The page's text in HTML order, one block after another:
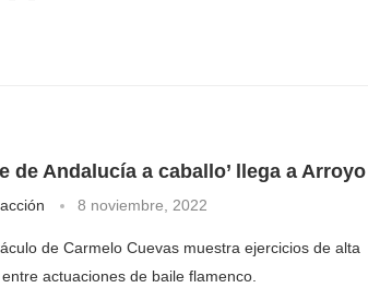
de Andalucía a caballo’ llega a Arroyo
8 noviembre, 2022
de Carmelo Cuevas muestra ejercicios de alta
actuaciones de baile flamenco.